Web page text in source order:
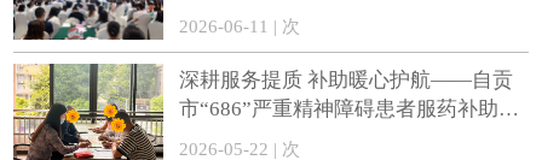
训
2026-06-11 | 次
深耕服务提质 补助暖心护航——自贡
市“686”严重精神障碍患者服药补助政
策持续惠民
2026-05-22 | 次